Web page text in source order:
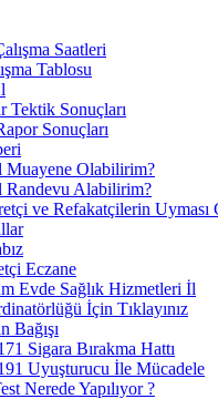
Saatleri
Tablosu
Tektik Sonuçları
Sonuçları
Muayene Olabilirim?
Randevu Alabilirim?
ve Refakatçilerin Uyması
Eczane
Evde Sağlık Hizmetleri İl
İçin Tıklayınız
Bağışı
Sigara Bırakma Hattı
Uyuşturucu İle Mücadele
Nerede Yapılıyor ?